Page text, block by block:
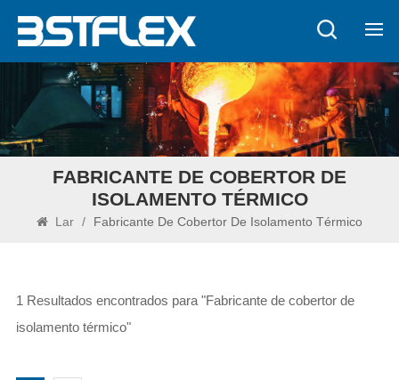
FABRICANTE DE COBERTOR DE
ISOLAMENTO TÉRMICO
Lar / Fabricante De Cobertor De Isolamento Térmico
1 Resultados encontrados para "Fabricante de cobertor de
isolamento térmico"